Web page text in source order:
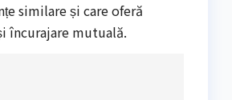
similare și care oferă
încurajare mutuală.